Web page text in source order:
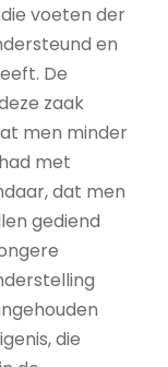
voeten der
en
De
zaak
men minder
met
dat men
gediend
die